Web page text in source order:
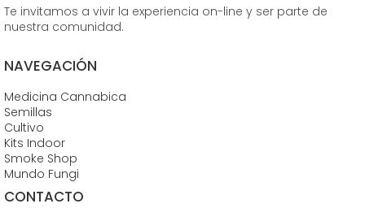
Te invitamos a vivir la experiencia on-line y ser parte de
nuestra comunidad.
NAVEGACIÓN
Medicina Cannabica
Semillas
Cultivo
Kits Indoor
Smoke Shop
Mundo Fungi
CONTACTO